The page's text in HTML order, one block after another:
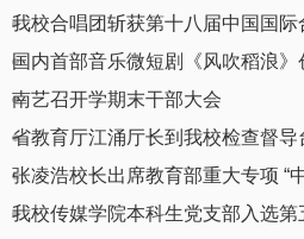
南艺召开学期末干部大会